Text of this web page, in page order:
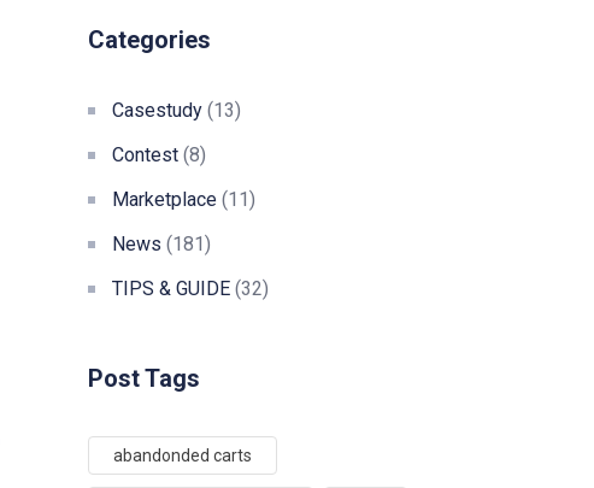
Categories
Casestudy (13)
Contest (8)
Marketplace (11)
News (181)
TIPS & GUIDE (32)
Post Tags
abandonded carts